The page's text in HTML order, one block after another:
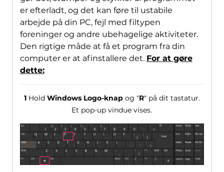
er efterladt, og det kan føre til ustabile
arbejde på din PC, fejl med filtypen
foreninger og andre ubehagelige aktiviteter.
Den rigtige måde at få et program fra din
computer er at afinstallere det. For at gøre
dette:
1Hold Windows Logo-knapog "R" på dit tastatur.
Et pop-up vindue vises.